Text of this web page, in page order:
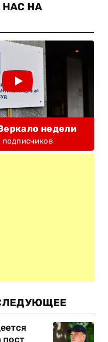
НА
недели
подписчиков
пост